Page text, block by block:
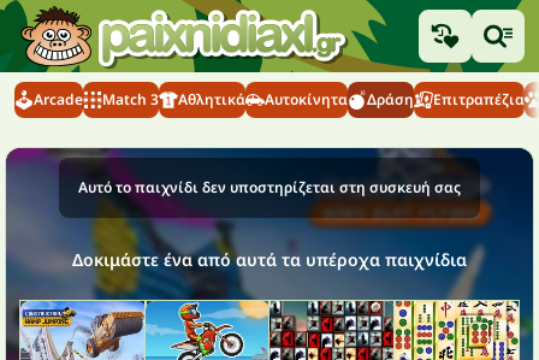
Arcade Match 3 Αθλητικά Αυτοκίνητα Δράση Επιτραπέζια
Αυτό το παιχνίδι δεν υποστηρίζεται στη συσκευή σας
Δοκιμάστε ένα από αυτά τα υπέροχα παιχνίδια